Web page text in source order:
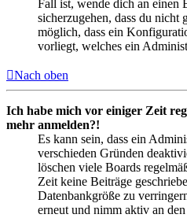
Fall ist, wende dich an einen
sicherzugehen, dass du nicht
möglich, dass ein
vorliegt, welches ein
Nach oben
Ich habe mich vor einiger Zeit
mehr anmelden?!
Es kann sein, dass ein
verschieden Gründen
löschen viele Boards
Zeit keine Beiträge
Datenbankgröße zu
erneut und nimm aktiv an